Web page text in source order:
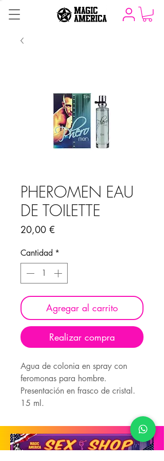
PHEROMEN EAU
DE TOILETTE
20,00 €Precio
Cantidad *
Agregar al carrito
Realizar compra
Agua de colonia en spray con
feromonas para hombre.
Presentación en frasco de cristal.
15 ml.